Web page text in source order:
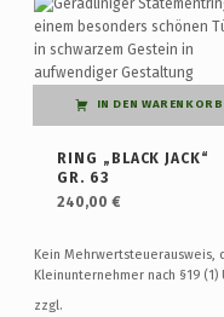
IN DEN WARENKORB
RING „BLACK JACK“
GR. 63
240,00€
Kein Mehrwertsteuerausweis,
Kleinunternehmer nach §19 (1)
zzgl.